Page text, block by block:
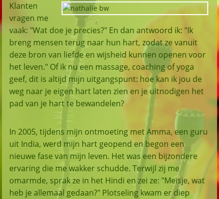
Klanten
vragen me
vaak: "Wat doe je precies?" En dan antwoord ik: "Ik
breng mensen terug naar hun hart, zodat ze vanuit
deze bron van liefde en wijsheid kunnen openen voor
het leven." Of ik nu een massage, coaching of yoga
geef, dit is altijd mijn uitgangspunt: hoe kan ik jou de
weg naar je eigen hart laten zien en je uitnodigen het
pad van je hart te bewandelen?
In 2005, tijdens mijn ontmoeting met Amma, een guru
uit India, werd mijn hart geopend en begon een
nieuwe fase van mijn leven. Het was een bijzondere
ervaring die me wakker schudde. Terwijl zij me
omarmde, sprak ze in het Hindi en zei ze: "Meisje, wat
heb je allemaal gedaan?" Plotseling kwam er diep